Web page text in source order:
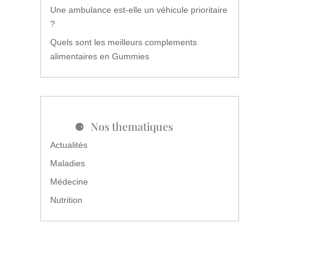
Une ambulance est-elle un véhicule prioritaire
?
Quels sont les meilleurs complements
alimentaires en Gummies
Nos thematiques
Actualités
Maladies
Médecine
Nutrition